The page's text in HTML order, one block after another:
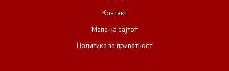
Контакт
Мапа на сајтот
Политика за приватност